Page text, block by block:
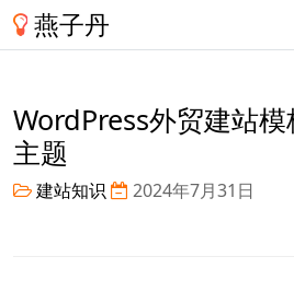
燕子丹
WordPress外贸建站
主题
建站知识 2024年7月31日